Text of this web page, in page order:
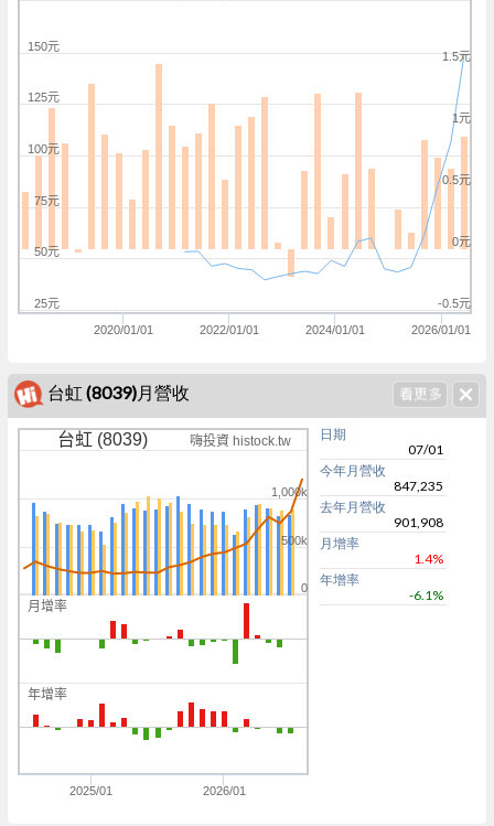
2020/01/01 2022/01/01 2024/01/01 2026/01/01
-0.5元
0元
0.5元
1元
1.5元
25元
50元
75元
100元
125元
150元
台虹 (8039)月營收
月增率
年增率
台虹 (8039) 嗨投資 histock.tw
2025/01 2026/01
0
500k
1,000k
日期
07/01
今年月營收
847,235
去年月營收
901,908
月增率
1.4%
年增率
-6.1%